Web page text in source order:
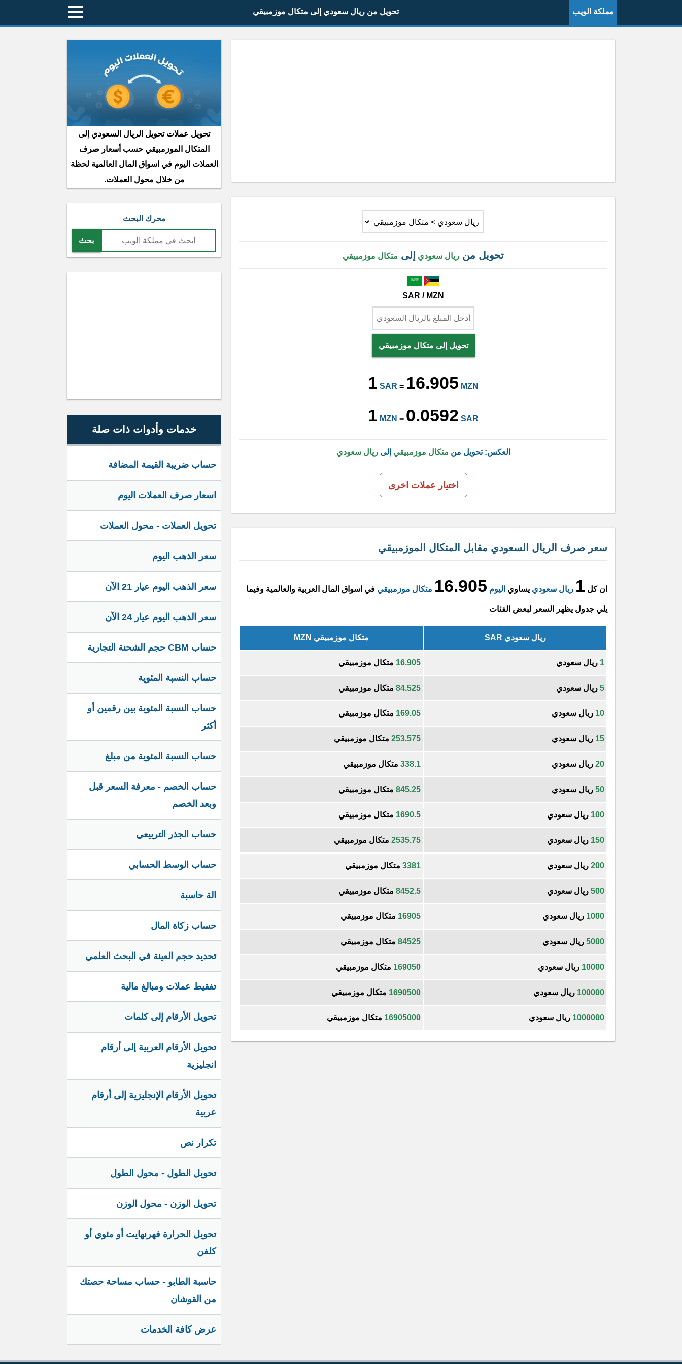
مملكة الويب تحويل من ريال سعودي إلى متكال موزمبيقي
تحويل من ريال سعودي إلى متكال موزمبيقي
SAR / MZN
تحويل إلى متكال موزمبيقي
1 SAR = 16.905 MZN
1 MZN = 0.0592 SAR
العكس: تحويل من متكال موزمبيقي إلىريال سعودي
اختيار عملات اخرى
سعر صرف الريال السعودي مقابل المتكال الموزمبيقي
ان كل 1 ريال سعودي يساوي اليوم 16.905 متكال موزمبيقي في اسواق المال العربية والعالمية وفيما
يلي جدول يظهر السعر لبعض الفئات
ريال سعودي SAR متكال موزمبيقي MZN
1 ريال سعودي 16.905 متكال موزمبيقي
5 ريال سعودي 84.525 متكال موزمبيقي
10 ريال سعودي 169.05 متكال موزمبيقي
15 ريال سعودي 253.575 متكال موزمبيقي
20 ريال سعودي 338.1 متكال موزمبيقي
50 ريال سعودي 845.25 متكال موزمبيقي
100 ريال سعودي 1690.5 متكال موزمبيقي
150 ريال سعودي 2535.75 متكال موزمبيقي
200 ريال سعودي 3381 متكال موزمبيقي
500 ريال سعودي 8452.5 متكال موزمبيقي
1000 ريال سعودي 16905 متكال موزمبيقي
5000 ريال سعودي 84525 متكال موزمبيقي
10000 ريال سعودي 169050 متكال موزمبيقي
100000 ريال سعودي 1690500 متكال موزمبيقي
1000000 ريال سعودي 16905000 متكال موزمبيقي
تحويل عملات تحويل الريال السعودي إلى
المتكال الموزمبيقي حسب أسعار صرف
العملات اليوم في اسواق المال العالمية لحظة
من خلال محول العملات.
محرك البحث
بحث
خدمات وأدوات ذات صلة
حساب ضريبة القيمة المضافة
اسعار صرف العملات اليوم
تحويل العملات - محول العملات
سعر الذهب اليوم
سعر الذهب اليوم عيار 21 الآن
سعر الذهب اليوم عيار 24 الآن
حساب CBM حجم الشحنة التجارية
حساب النسبة المئوية
حساب النسبة المئوية بين رقمين أو
أكثر
حساب النسبة المئوية من مبلغ
حساب الخصم - معرفة السعر قبل
وبعد الخصم
حساب الجذر التربيعي
حساب الوسط الحسابي
الة حاسبة
حساب زكاة المال
تحديد حجم العينة في البحث العلمي
تفقيط عملات ومبالغ مالية
تحويل الأرقام إلى كلمات
تحويل الأرقام العربية إلى أرقام
انجليزية
تحويل الأرقام الإنجليزية إلى أرقام
عربية
تكرار نص
تحويل الطول - محول الطول
تحويل الوزن - محول الوزن
تحويل الحرارة فهرنهايت أو مئوي أو
كلفن
حاسبة الطابو - حساب مساحة حصتك
من القوشان
عرض كافة الخدمات